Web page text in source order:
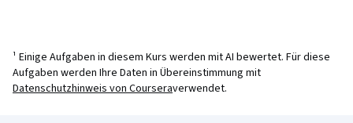
¹ Einige Aufgaben in diesem Kurs werden mit AI bewertet. Für diese
Aufgaben werden Ihre Daten in Übereinstimmung mit
Datenschutzhinweis von Courseraverwendet.